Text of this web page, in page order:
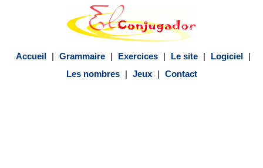
Accueil | Grammaire | Exercices | Le site | Logiciel
|
Les nombres
| Jeux | Contact